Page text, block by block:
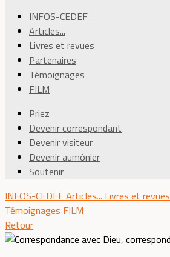
INFOS-CEDEF
Articles...
Livres et revues
Partenaires
Témoignages
FILM
Priez
Devenir correspondant
Devenir visiteur
Devenir aumônier
Soutenir
INFOS-CEDEFArticles... Livres et revues
Témoignages FILM
Retour